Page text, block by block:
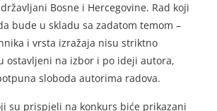
Bosne i Hercegovine. Rad koji
bude u skladu sa zadatom temom –
i vrsta izražaja nisu striktno
ostavljeni na izbor i po ideji autora,
sloboda autorima radova.
su prispjeli na konkurs biće prikazani